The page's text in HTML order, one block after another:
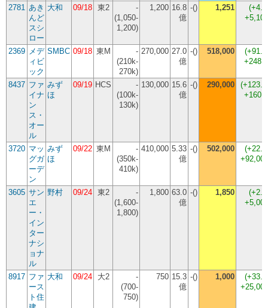
2781 あき
んど
スシ
ロー
大和 09/18 東2
-
(1,050-
1,200)
1,200 16.8
億
-() 1,251 (
2369 メデ
ィビ
ック
SMBC 09/18 東M
-
(210k-
270k)
270,000 27.0
億
-() 518,000 (
8437 ファ
イナ
ン
ス・
オー
ル
みず
ほ
09/19 HCS
-
(100k-
130k)
130,000 15.6
億
-() 290,000 (
3720 マッ
グガ
ーデ
ン
みず
ほ
09/22 東M
-
(350k-
410k)
410,000 5.33
億
-() 502,000 (
3605 サン
エ
ー・
イン
ター
ナシ
ョナ
ル
野村 09/24 東2
-
(1,600-
1,800)
1,800 63.0
億
-() 1,850 (
8917 ファ
ース
ト住
大和 09/24 大2
-
(700-
750)
750 15.3
億
-() 1,000 (